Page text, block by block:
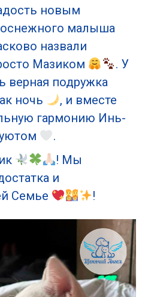
новым
малыша
назвали
Мазиком
. У
верная подружка
ночь
, и вместе
гармонию Инь-
.
! Мы
и
Семье
!